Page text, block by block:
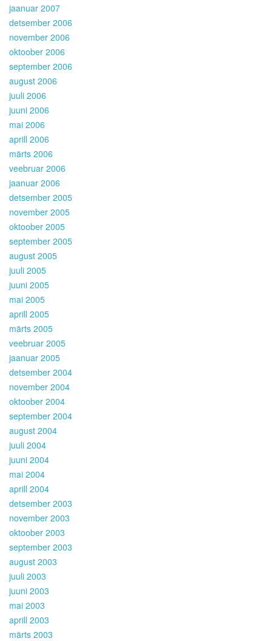
jaanuar 2007
detsember 2006
november 2006
oktoober 2006
september 2006
august 2006
juuli 2006
juuni 2006
mai 2006
aprill 2006
märts 2006
veebruar 2006
jaanuar 2006
detsember 2005
november 2005
oktoober 2005
september 2005
august 2005
juuli 2005
juuni 2005
mai 2005
aprill 2005
märts 2005
veebruar 2005
jaanuar 2005
detsember 2004
november 2004
oktoober 2004
september 2004
august 2004
juuli 2004
juuni 2004
mai 2004
aprill 2004
detsember 2003
november 2003
oktoober 2003
september 2003
august 2003
juuli 2003
juuni 2003
mai 2003
aprill 2003
märts 2003